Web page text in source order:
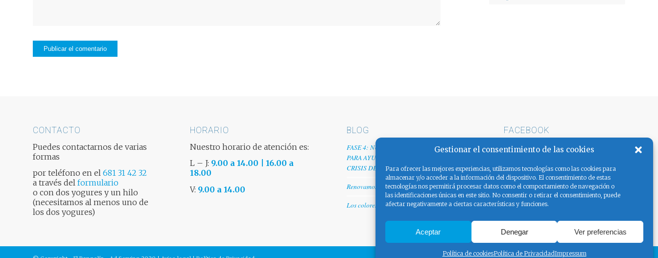
Gestionar el consentimiento de las cookies
Para ofrecer las mejores experiencias, utilizamos tecnologías como las cookies para
almacenar y/o acceder a la información del dispositivo. El consentimiento de estas
tecnologías nos permitirá procesar datos como el comportamiento de navegación o
las identificaciones únicas en este sitio. No consentir o retirar el consentimiento, puede
afectar negativamente a ciertas características y funciones.
Aceptar Denegar Ver preferencias
Política de cookiesPolítica de PrivacidadImpressum
CONTACTO
Puedes contactarnos de varias
formas
por teléfono en el 681 31 42 32
a través del formulario
o con dos yogures y un hilo
(necesitamos al menos uno de
los dos yogures)
HORARIO
Nuestro horario de atención es:
L – J: 9.00 a 14.00 | 16.00 a
18.00
V: 9.00 a 14.00
BLOG
FASE 4: NUESTRO GRANITO DE ARENA
PARA AYUDAR A EMPRESAS TRAS LA
CRISIS DEL COVID-19
Renovamos web
Los colores de España
FACEBOOK